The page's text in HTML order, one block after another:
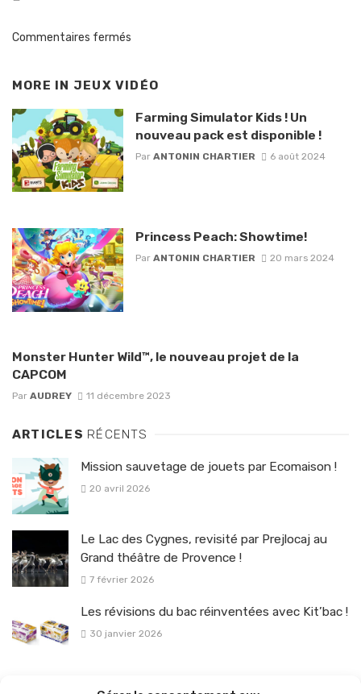
Commentaires fermés
MORE IN JEUX VIDÉO
Farming Simulator Kids ! Un
nouveau pack est disponible !
Par ANTONIN CHARTIER 6 août 2024
Princess Peach: Showtime!
Par ANTONIN CHARTIER 20 mars 2024
Monster Hunter Wild™, le nouveau projet de la
CAPCOM
Par AUDREY 11 décembre 2023
ARTICLES RÉCENTS
Mission sauvetage de jouets par Ecomaison !
20 avril 2026
Le Lac des Cygnes, revisité par Prejlocaj au
Grand théâtre de Provence !
7 février 2026
Les révisions du bac réinventées avec Kit’bac !
30 janvier 2026